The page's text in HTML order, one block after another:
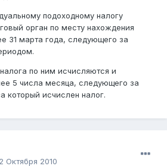
подоходному налогу
орган по месту нахождения
31 марта года, следующего за
по ним исчисляются и
5 числа месяца, следующего за
который исчислен налог.
2 Октября 2010